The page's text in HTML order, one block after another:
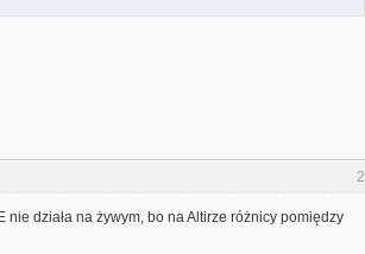
2
działa na żywym, bo na Altirze różnicy pomiędzy